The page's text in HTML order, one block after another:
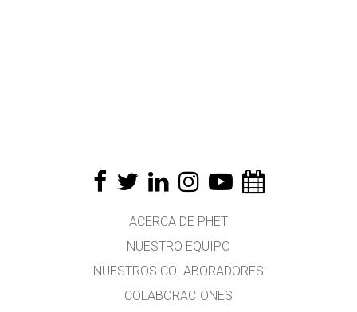
ACERCA DE PHET
NUESTRO EQUIPO
NUESTROS COLABORADORES
COLABORACIONES